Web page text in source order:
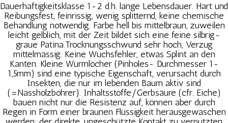
Dauerhaftigkeitsklasse 1-2 d.h. lange Lebensdauer. Hart und
Reibungsfest, feinrissig, wenig splitternd, keine chemische
Behandlung notwendig. Farbe hell bis mittelbraun, zuweilen
leicht gelblich, mit der Zeit bildet sich eine feine silbrig-
graue Patina.Trocknungsschwund sehr hoch, Verzug
mittelmässig. Keine Wuchsfehler, etwas Splint an den
Kanten. Kleine Wurmlöcher (Pinholes- Durchmesser 1-
1,5mm) sind eine typische Eigenschaft, verursacht durch
Insekten, die nur im lebenden Baum aktiv sind
(=Nassholzbohrer). Inhaltsstoffe/Gerbsäure (cfr. Eiche)
bauen nicht nur die Resistenz auf, können aber durch
Regen in Form einer braunen Flüssigkeit herausgewaschen